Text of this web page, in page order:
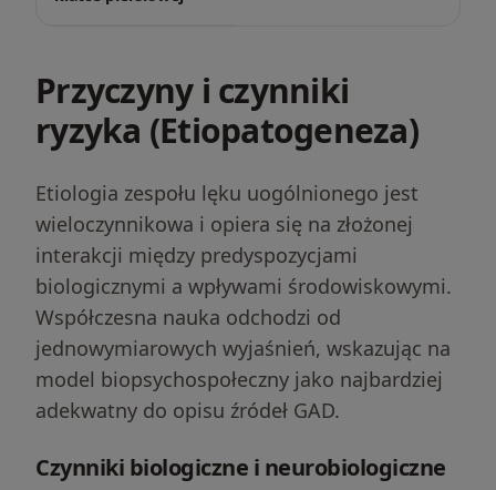
Przyczyny i czynniki
ryzyka (Etiopatogeneza)
Etiologia zespołu lęku uogólnionego jest
wieloczynnikowa i opiera się na złożonej
interakcji między predyspozycjami
biologicznymi a wpływami środowiskowymi.
Współczesna nauka odchodzi od
jednowymiarowych wyjaśnień, wskazując na
model biopsychospołeczny jako najbardziej
adekwatny do opisu źródeł GAD.
Czynniki biologiczne i neurobiologiczne